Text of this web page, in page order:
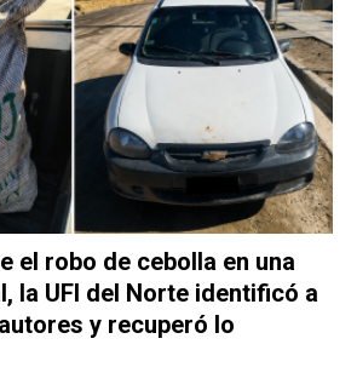
el robo de cebolla en una
la UFI del Norte identificó a
y recuperó lo